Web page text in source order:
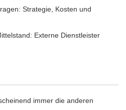
Strategie, Kosten und
Externe Dienstleister
immer die anderen